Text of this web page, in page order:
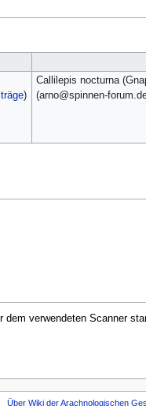
)
Callilepis nocturna
(arno@spinnen-
verwendeten Scanner
Über Wiki der Arachnologischen